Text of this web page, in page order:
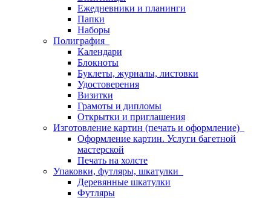
Ежедневники и планинги
Папки
Наборы
Полиграфия
Календари
Блокноты
Буклеты, журналы, листовки
Удостоверения
Визитки
Грамоты и дипломы
Открытки и приглашения
Изготовление картин (печать и оформление)
Оформление картин. Услуги багетной
мастерской
Печать на холсте
Упаковки, футляры, шкатулки
Деревянные шкатулки
Футляры